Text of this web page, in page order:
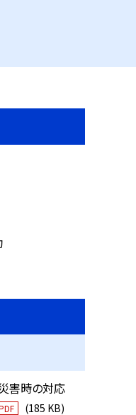
害時の対応
(185 KB)